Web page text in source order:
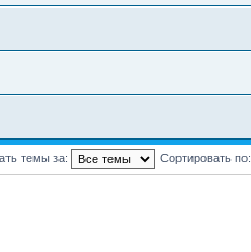
темы за: Сортировать по: